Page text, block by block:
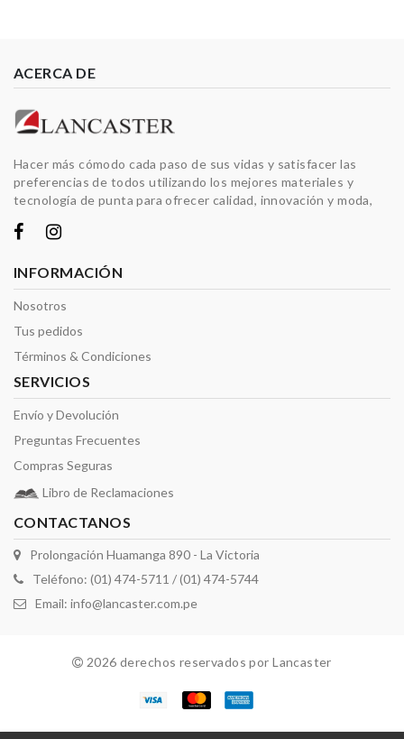
ACERCA DE
Hacer más cómodo cada paso de sus vidas y satisfacer las
preferencias de todos utilizando los mejores materiales y
tecnología de punta para ofrecer calidad, innovación y moda,
INFORMACIÓN
Nosotros
Tus pedidos
Términos & Condiciones
SERVICIOS
Envío y Devolución
Preguntas Frecuentes
Compras Seguras
Libro de Reclamaciones
CONTACTANOS
Prolongación Huamanga 890 - La Victoria
Teléfono: (01) 474-5711 / (01) 474-5744
Email: info@lancaster.com.pe
2026 derechos reservados por Lancaster